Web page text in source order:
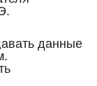
данные